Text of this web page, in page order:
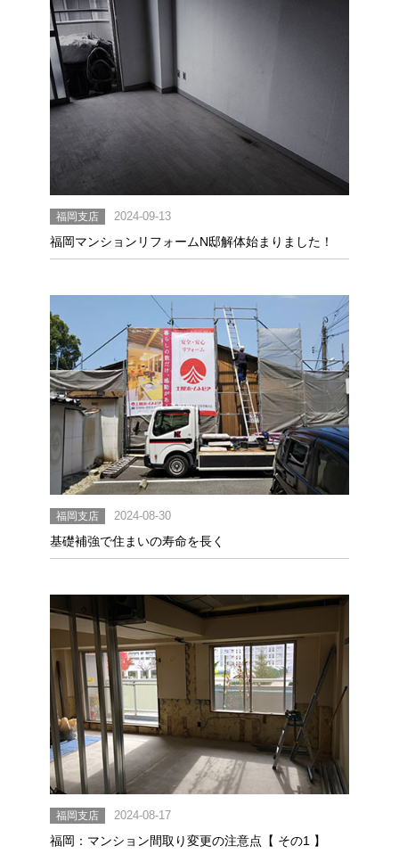
福岡支店 2024-09-13
福岡マンションリフォームN邸解体始まりました！
福岡支店 2024-08-30
基礎補強で住まいの寿命を長く
福岡支店 2024-08-17
福岡：マンション間取り変更の注意点【 その1 】